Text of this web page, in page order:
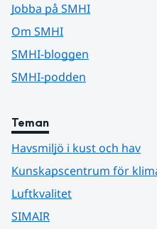
Jobba på SMHI
Om SMHI
SMHI-bloggen
SMHI-podden
Teman
Havsmiljö i kust och hav
Kunskapscentrum för
Luftkvalitet
SIMAIR